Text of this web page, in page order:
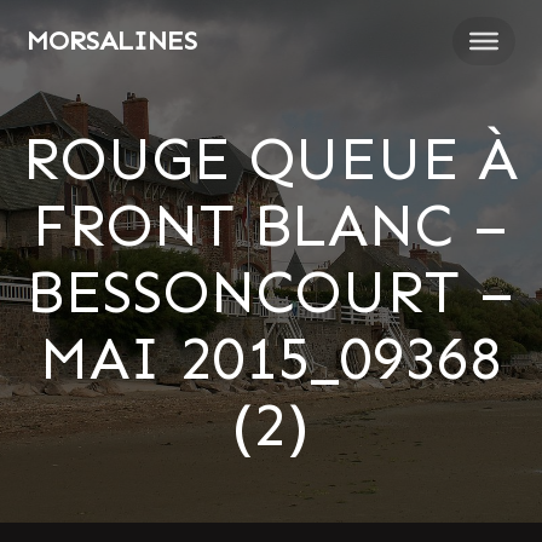
MORSALINES
ROUGE QUEUE À
FRONT BLANC –
BESSONCOURT –
MAI 2015_09368
(2)